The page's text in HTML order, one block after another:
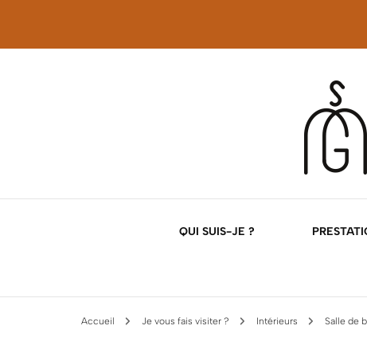
Georgette
QUI SUIS-JE ?
Accueil Je vous fais visiter ? Intérieurs Salle de